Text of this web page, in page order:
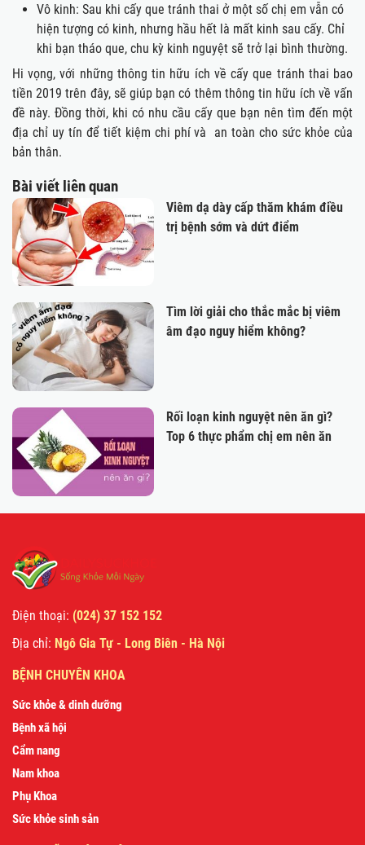
Vô kinh: Sau khi cấy que tránh thai ở một số chị em vẫn có
hiện tượng có kinh, nhưng hầu hết là mất kinh sau cấy. Chỉ
khi bạn tháo que, chu kỳ kinh nguyệt sẽ trở lại bình thường.
Hi vọng, với những thông tin hữu ích về cấy que tránh thai bao
tiền 2019 trên đây, sẽ giúp bạn có thêm thông tin hữu ích về vấn
đề này. Đồng thời, khi có nhu cầu cấy que bạn nên tìm đến một
địa chỉ uy tín để tiết kiệm chi phí và an toàn cho sức khỏe của
bản thân.
Bài viết liên quan
Viêm dạ dày cấp thăm khám điều
trị bệnh sớm và dứt điểm
Tìm lời giải cho thắc mắc bị viêm
âm đạo nguy hiểm không?
Rối loạn kinh nguyệt nên ăn gì?
Top 6 thực phẩm chị em nên ăn
Điện thoại: (024) 37 152 152
Địa chỉ: Ngô Gia Tự - Long Biên - Hà Nội
BỆNH CHUYÊN KHOA
Sức khỏe & dinh dưỡng
Bệnh xã hội
Cẩm nang
Nam khoa
Phụ Khoa
Sức khỏe sinh sản